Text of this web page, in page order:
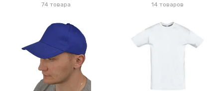
74 товара 14 товаров